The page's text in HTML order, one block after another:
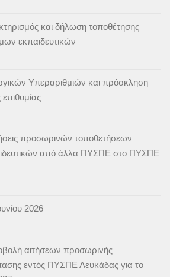
και δήλωση τοποθέτησης
εκπαιδευτικών
Υπεραριθμιών και πρόσκληση
προσωρινών τοποθετήσεων
από άλλα ΠΥΣΠΕ στο ΠΥΣΠΕ
2026
αιτήσεων προσωρινής
εντός ΠΥΣΠΕ Λευκάδας για το